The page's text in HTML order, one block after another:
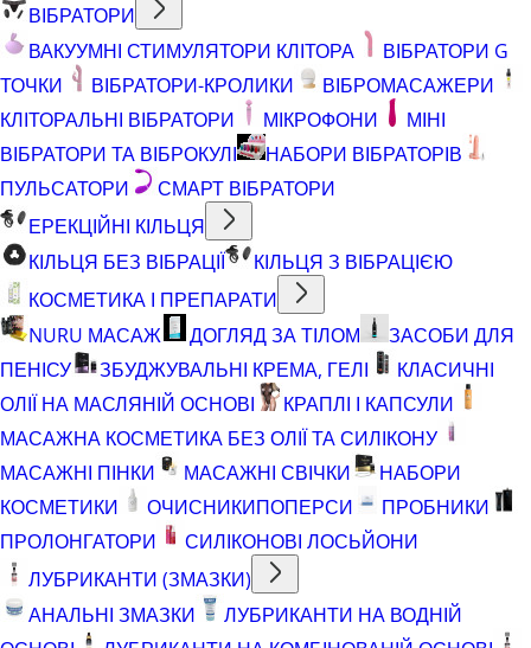
ВІБРАТОРИ
ВАКУУМНІ СТИМУЛЯТОРИ КЛІТОРА
ВІБРАТОРИ G
ТОЧКИ
ВІБРАТОРИ-КРОЛИКИ
ВІБРОМАСАЖЕРИ
КЛІТОРАЛЬНІ ВІБРАТОРИ
МІКРОФОНИ
МІНІ
ВІБРАТОРИ ТА ВІБРОКУЛІ
НАБОРИ ВІБРАТОРІВ
ПУЛЬСАТОРИ
СМАРТ ВІБРАТОРИ
ЕРЕКЦІЙНІ КІЛЬЦЯ
КІЛЬЦЯ БЕЗ ВІБРАЦІЇ
КІЛЬЦЯ З ВІБРАЦІЄЮ
КОСМЕТИКА І ПРЕПАРАТИ
NURU МАСАЖ
ДОГЛЯД ЗА ТІЛОМ
ЗАСОБИ ДЛЯ
ПЕНІСУ
ЗБУДЖУВАЛЬНІ КРЕМА, ГЕЛІ
КЛАСИЧНІ
ОЛІЇ НА МАСЛЯНІЙ ОСНОВІ
КРАПЛІ І КАПСУЛИ
МАСАЖНА КОСМЕТИКА БЕЗ ОЛІЇ ТА СИЛІКОНУ
МАСАЖНІ ПІНКИ
МАСАЖНІ СВІЧКИ
НАБОРИ
КОСМЕТИКИ
ОЧИСНИКИПОПЕРСИ
ПРОБНИКИ
ПРОЛОНГАТОРИ
СИЛІКОНОВІ ЛОСЬЙОНИ
ЛУБРИКАНТИ (ЗМАЗКИ)
АНАЛЬНІ ЗМАЗКИ
ЛУБРИКАНТИ НА ВОДНІЙ